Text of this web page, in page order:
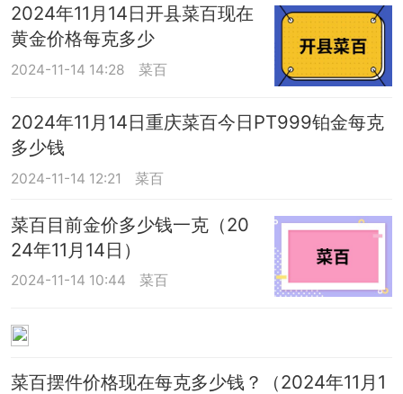
2024年11月14日开县菜百现在
黄金价格每克多少
2024-11-14 14:28 菜百
2024年11月14日重庆菜百今日PT999铂金每克
多少钱
2024-11-14 12:21 菜百
菜百目前金价多少钱一克（20
24年11月14日）
2024-11-14 10:44 菜百
菜百摆件价格现在每克多少钱？（2024年11月1